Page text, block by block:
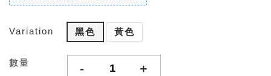
Variation 黑色 黃色
數量 - +